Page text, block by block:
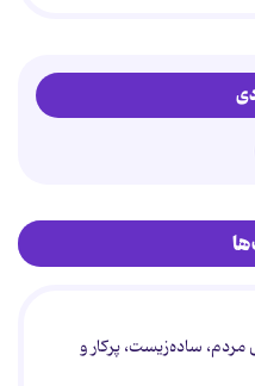
ساده‌زیست، پرکار و